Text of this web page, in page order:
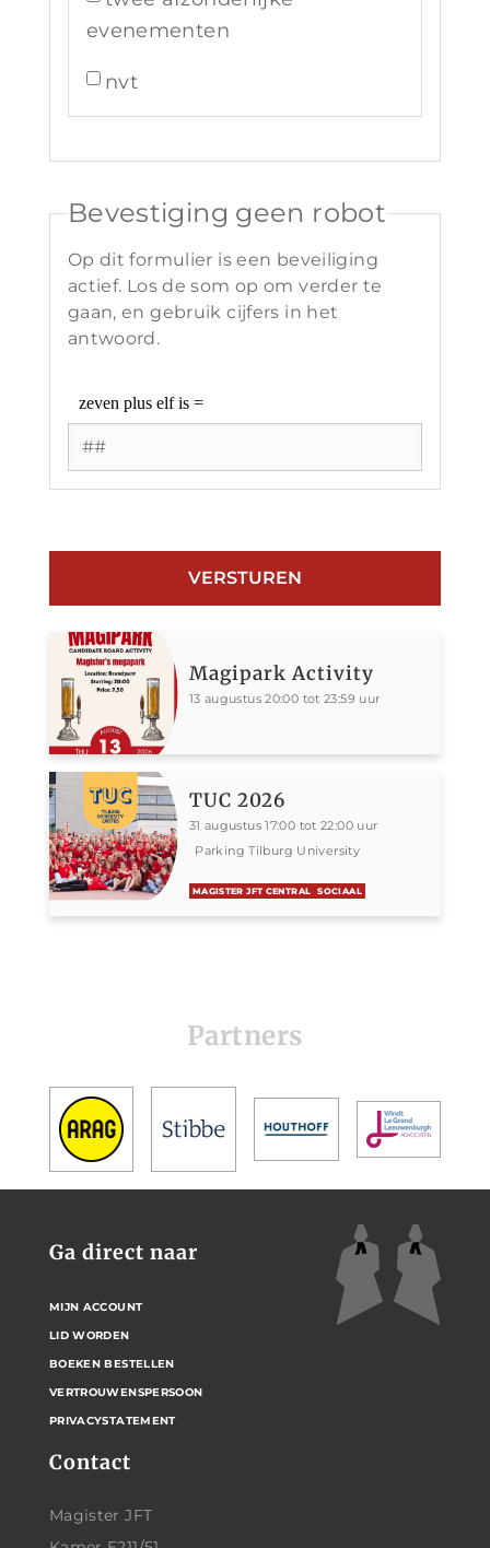
evenementen
nvt
Bevestiging geen robot
Op dit formulier is een beveiliging
actief. Los de som op om verder te
gaan, en gebruik cijfers in het
antwoord.
Magipark Activity
13 augustus 20:00 tot 23:59 uur
TUC 2026
31 augustus 17:00 tot 22:00 uur
Parking Tilburg University
MAGISTER JFT CENTRAL SOCIAAL
Partners
Contact
Magister JFT
Ga direct naar
MIJN ACCOUNT
LID WORDEN
BOEKEN BESTELLEN
VERTROUWENSPERSOON
PRIVACYSTATEMENT